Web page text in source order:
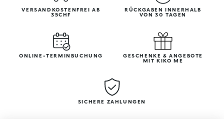
VERSANDKOSTENFREI AB
35CHF
RÜCKGABEN INNERHALB
VON 30 TAGEN
ONLINE-TERMINBUCHUNG
GESCHENKE & ANGEBOTE
MIT KIKO ME
SICHERE ZAHLUNGEN